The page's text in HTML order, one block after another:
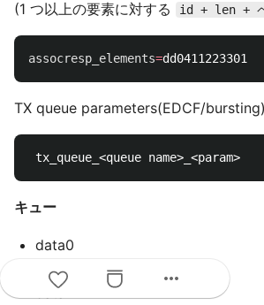
(1 つ以上の要素に対する
id + len + ペ
assocresp_elements=
TX queue parameters(EDCF/bursting)
キュー
data0
data1
data2
more_horiz